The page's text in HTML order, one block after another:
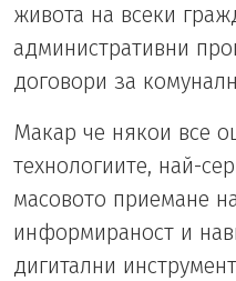
живота на всеки
административни
договори за
Макар че някои все
технологиите, най-
масовото приемане
информираност и
дигитални